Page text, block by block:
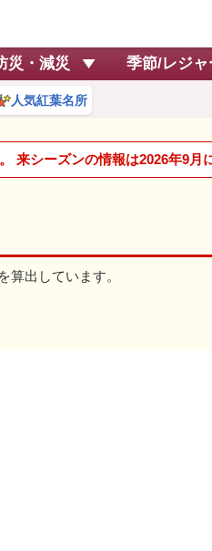
災・減災 季節/レジャ
人気紅葉名所
来シーズンの情報は2026年9月
算出しています。